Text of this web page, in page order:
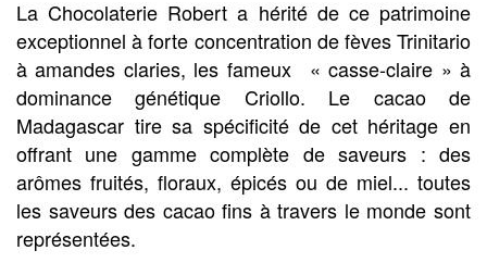
La Chocolaterie Robert a hérité de ce patrimoine
exceptionnel à forte concentration de fèves Trinitario
à amandes claries, les fameux
« casse-claire » à
dominance génétique Criollo. Le cacao de
Madagascar tire sa spécificité de cet héritage en
offrant une gamme complète de saveurs : des
arômes fruités, floraux, épicés ou de miel... toutes
les saveurs des cacao fins à travers le monde sont
représentées.